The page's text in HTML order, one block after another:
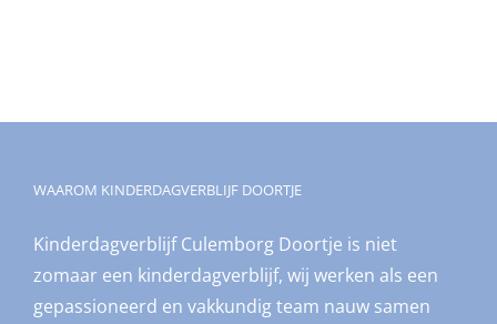
WAAROM KINDERDAGVERBLIJF DOORTJE
Kinderdagverblijf Culemborg Doortje is niet
zomaar een kinderdagverblijf, wij werken als een
gepassioneerd en vakkundig team nauw samen